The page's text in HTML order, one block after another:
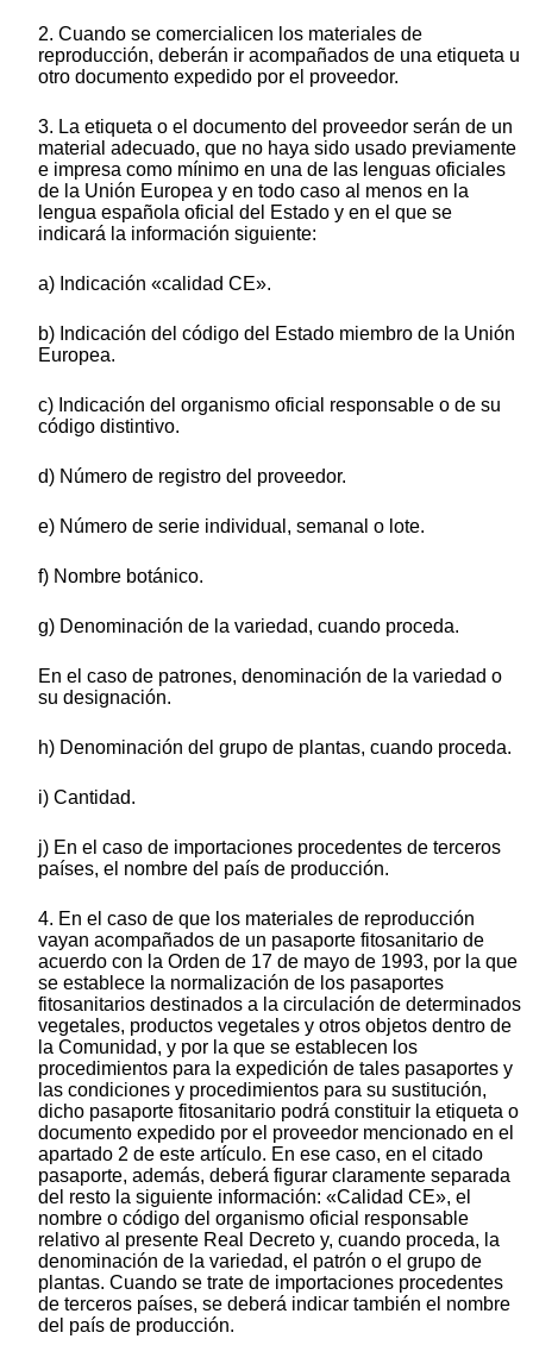
2. Cuando se comercialicen los materiales de
reproducción, deberán ir acompañados de una etiqueta u
otro documento expedido por el proveedor.
3. La etiqueta o el documento del proveedor serán de un
material adecuado, que no haya sido usado previamente
e impresa como mínimo en una de las lenguas oficiales
de la Unión Europea y en todo caso al menos en la
lengua española oficial del Estado y en el que se
indicará la información siguiente:
a) Indicación «calidad CE».
b) Indicación del código del Estado miembro de la Unión
Europea.
c) Indicación del organismo oficial responsable o de su
código distintivo.
d) Número de registro del proveedor.
e) Número de serie individual, semanal o lote.
f) Nombre botánico.
g) Denominación de la variedad, cuando proceda.
En el caso de patrones, denominación de la variedad o
su designación.
h) Denominación del grupo de plantas, cuando proceda.
i) Cantidad.
j) En el caso de importaciones procedentes de terceros
países, el nombre del país de producción.
4. En el caso de que los materiales de reproducción
vayan acompañados de un pasaporte fitosanitario de
acuerdo con la Orden de 17 de mayo de 1993, por la que
se establece la normalización de los pasaportes
fitosanitarios destinados a la circulación de determinados
vegetales, productos vegetales y otros objetos dentro de
la Comunidad, y por la que se establecen los
procedimientos para la expedición de tales pasaportes y
las condiciones y procedimientos para su sustitución,
dicho pasaporte fitosanitario podrá constituir la etiqueta o
documento expedido por el proveedor mencionado en el
apartado 2 de este artículo. En ese caso, en el citado
pasaporte, además, deberá figurar claramente separada
del resto la siguiente información: «Calidad CE», el
nombre o código del organismo oficial responsable
relativo al presente Real Decreto y, cuando proceda, la
denominación de la variedad, el patrón o el grupo de
plantas. Cuando se trate de importaciones procedentes
de terceros países, se deberá indicar también el nombre
del país de producción.